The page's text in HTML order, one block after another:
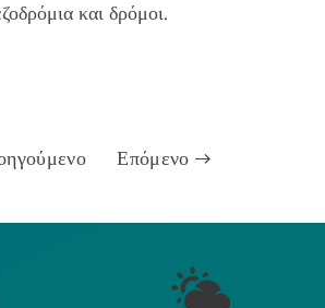
και δρόμοι.
Επόμενο